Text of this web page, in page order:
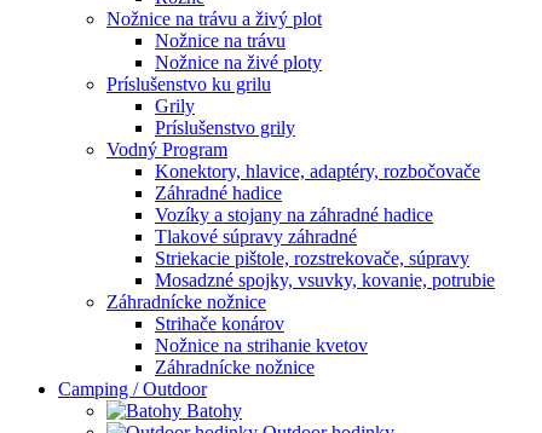
Nožnice na trávu a živý plot
Nožnice na trávu
Nožnice na živé ploty
Príslušenstvo ku grilu
Grily
Príslušenstvo grily
Vodný Program
Konektory, hlavice, adaptéry, rozbočovače
Záhradné hadice
Vozíky a stojany na záhradné hadice
Tlakové súpravy záhradné
Striekacie pištole, rozstrekovače, súpravy
Mosadzné spojky, vsuvky, kovanie, potrubie
Záhradnícke nožnice
Strihače konárov
Nožnice na strihanie kvetov
Záhradnícke nožnice
Camping / Outdoor
Batohy